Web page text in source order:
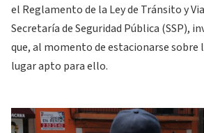
el Reglamento de la Ley de Tránsito y
Secretaría de Seguridad Pública (SSP),
que, al momento de estacionarse sobre
lugar apto para ello.